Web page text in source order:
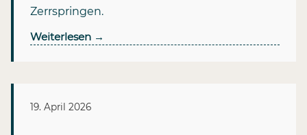
Zerrspringen.
Weiterlesen →
19. April 2026